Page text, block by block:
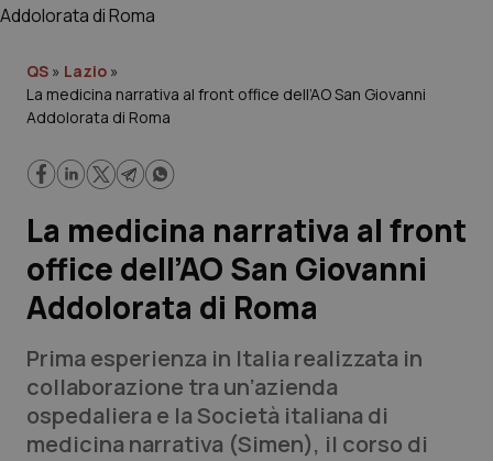
Governo e Parlamento
Regioni e Asl
Lavoro e Professioni
Scienza e Farmaci
Studi e Analisi
Lettere al direttore
Edizioni Regionali
QS » Lazio »
La medicina narrativa al front office dell’AO San Giovanni
Addolorata di Roma
La medicina narrativa al front
office dell’AO San Giovanni
Addolorata di Roma
Prima esperienza in Italia realizzata in
collaborazione tra un’azienda
ospedaliera e la Società italiana di
medicina narrativa (Simen), il corso di